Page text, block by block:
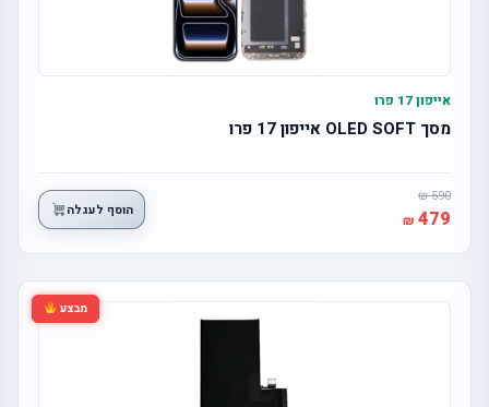
אייפון 17 פרו
מסך OLED SOFT אייפון 17 פרו
590
479 הוסף לעגלה
מבצע